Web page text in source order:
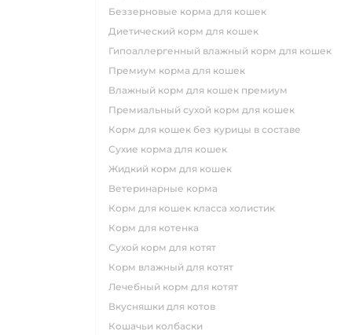
беззерновые корма для кошек
диетический корм для кошек
гипоаллергенный влажный корм для кошек
премиум корма для кошек
влажный корм для кошек премиум
премиальный сухой корм для кошек
корм для кошек без курицы в составе
сухие корма для кошек
жидкий корм для кошек
ветеринарные корма
корм для кошек класса холистик
корм для котенка
сухой корм для котят
корм влажный для котят
лечебный корм для котят
вкусняшки для котов
кошачьи колбаски